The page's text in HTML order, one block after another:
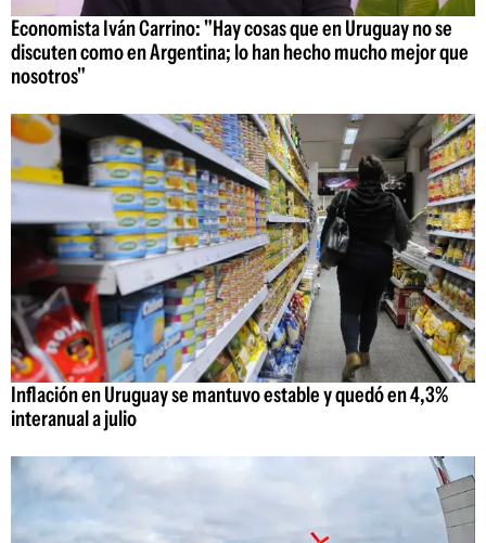
Economista Iván Carrino: "Hay cosas que en Uruguay no se
discuten como en Argentina; lo han hecho mucho mejor que
nosotros"
Inflación en Uruguay se mantuvo estable y quedó en 4,3%
interanual a julio